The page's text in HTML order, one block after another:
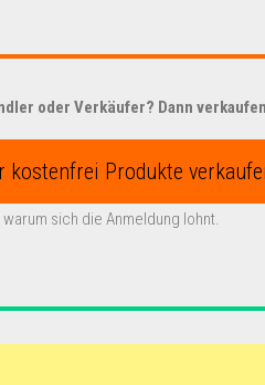
oder Verkäufer? Dann
kostenfrei Produkte
sich die Anmeldung lohnt.